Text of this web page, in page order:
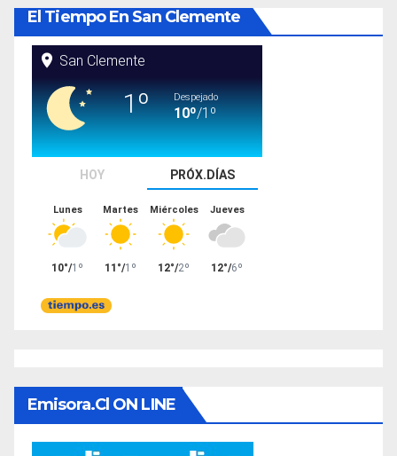
El Tiempo En San Clemente
Emisora.cl ON LINE